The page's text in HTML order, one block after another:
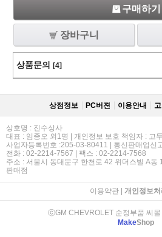
구매하기
장바구니
상품문의 [4]
상점정보 PC버젼 이용안내
상호명 : 진수상사
대표 : 임종오 외1명 | 개인정보 보호 책임자 : 고
사업자등록번호 :205-03-80411 | 통신판매업신
전화 : 02-2214-7567 | 팩스 : 02-2214-7568
주소 : 서울시 동대문구 한천로 42 위더스빌 A
판매점
이용약관| 개인정보
ⓒGM CHEVROLET 순정부품 씨몰
MakeShop